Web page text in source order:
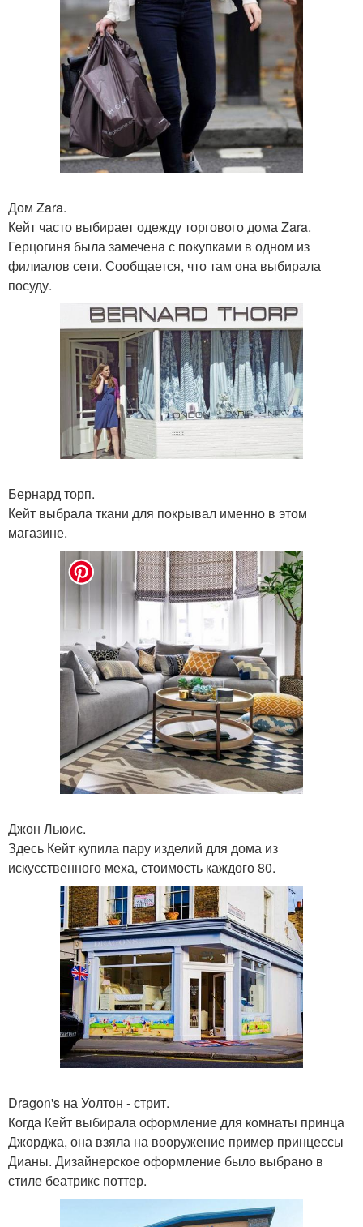
Дом Zara.
Кейт часто выбирает одежду торгового дома Zara.
Герцогиня была замечена с покупками в одном из
филиалов сети. Сообщается, что там она выбирала
посуду.
Бернард торп.
Кейт выбрала ткани для покрывал именно в этом
магазине.
Джон Льюис.
Здесь Кейт купила пару изделий для дома из
искусственного меха, стоимость каждого 80.
Dragon's на Уолтон - стрит.
Когда Кейт выбирала оформление для комнаты принца
Джорджа, она взяла на вооружение пример принцессы
Дианы. Дизайнерское оформление было выбрано в
стиле беатрикс поттер.